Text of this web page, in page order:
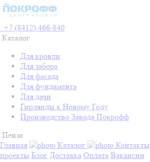
+7 (8412) 466-840
Каталог
Для кровли
Для забора
Для фасада
Для фундамента
Для дачи
Гирлянды к Новому Году
Производство Завода Покрофф
Пенза
Главная
Каталог Контакты
проекты Блог Доставка Оплата Вакансии